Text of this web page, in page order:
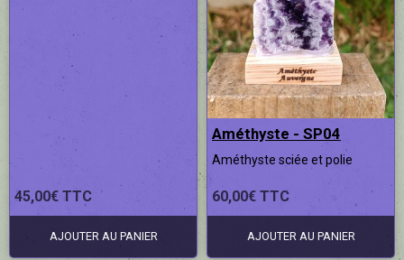
45,00€ TTC
AJOUTER AU PANIER
Améthyste - SP04
Améthyste sciée et polie
60,00€ TTC
AJOUTER AU PANIER